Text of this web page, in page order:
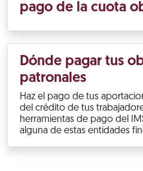
pago de la cuota
Dónde pagar tus
patronales
Haz el pago de tus
del crédito de tus
herramientas de pago del
alguna de estas entidades